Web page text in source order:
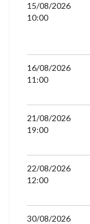
15/08/2026
10:00
16/08/2026
11:00
21/08/2026
19:00
22/08/2026
12:00
30/08/2026